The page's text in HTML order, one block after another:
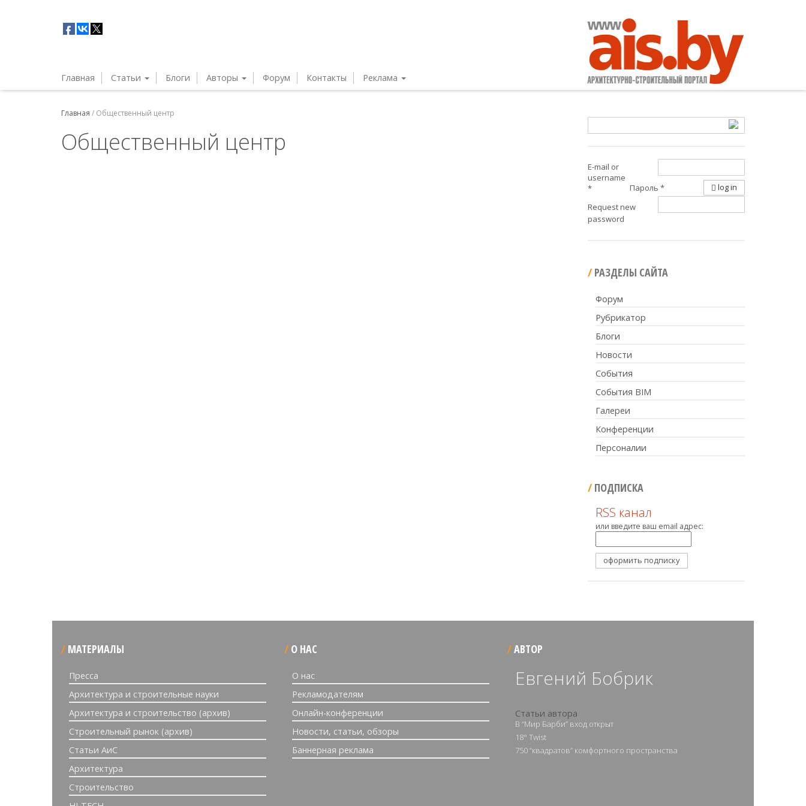
Главная Статьи Блоги Авторы Форум Контакты Реклама
Главная / Общественный центр
Общественный центр
E-mail or
username
*
Пароль *
Request new
password
log in
РАЗДЕЛЫ САЙТА
Форум
Рубрикатор
Блоги
Новости
События
События BIM
Галереи
Конференции
Персоналии
ПОДПИСКА
RSS канал
или введите ваш email адрес:
МАТЕРИАЛЫ
Пресса
Архитектура и строительные науки
Архитектура и строительство (архив)
Строительный рынок (архив)
Статьи АиС
Архитектура
Строительство
О НАС
О нас
Рекламодателям
Онлайн-конференции
Новости, статьи, обзоры
Баннерная реклама
АВТОР
Евгений Бобрик
Статьи автора
В “Мир Барби” вход открыт
18° Twist
750 “квадратов” комфортного пространства